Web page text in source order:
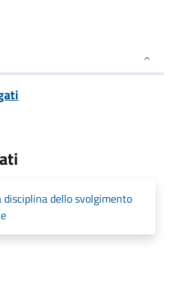
disciplina dello svolgimento